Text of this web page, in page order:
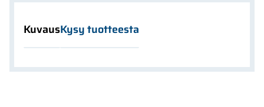
KuvausKysy tuotteesta